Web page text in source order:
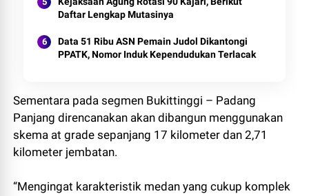
Daftar Lengkap Mutasinya
Data 51 Ribu ASN Pemain Judol Dikantongi
PPATK, Nomor Induk Kependudukan Terlacak
Sementara pada segmen Bukittinggi – Padang
Panjang direncanakan akan dibangun menggunakan
skema at grade sepanjang 17 kilometer dan 2,71
kilometer jembatan.
“Mengingat karakteristik medan yang cukup komplek